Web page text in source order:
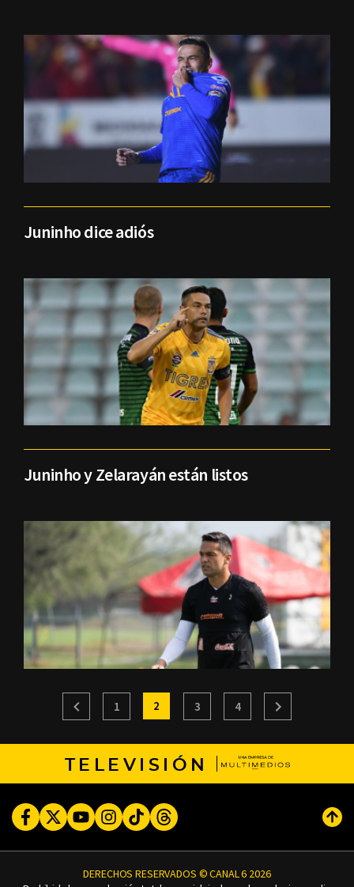
Juninho dice adiós
Juninho y Zelarayán están listos
1 2 3 4
TELEVISIÓN
FacebookTwitterYoutubeInstagram
TikTokThreads
DERECHOS RESERVADOS © CANAL 6 2026